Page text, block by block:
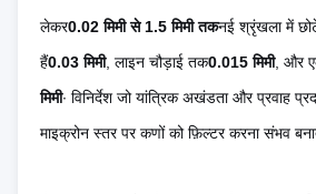
लेकर0.02 मिमी से 1.5 मिमी तकनई श्रृंखला में
हैं0.03 मिमी, लाइन चौड़ाई तक0.015 मिमी, और
मिमी∙ विनिर्देश जो यांत्रिक अखंडता और प्रवाह
माइक्रोन स्तर पर कणों को फ़िल्टर करना संभव